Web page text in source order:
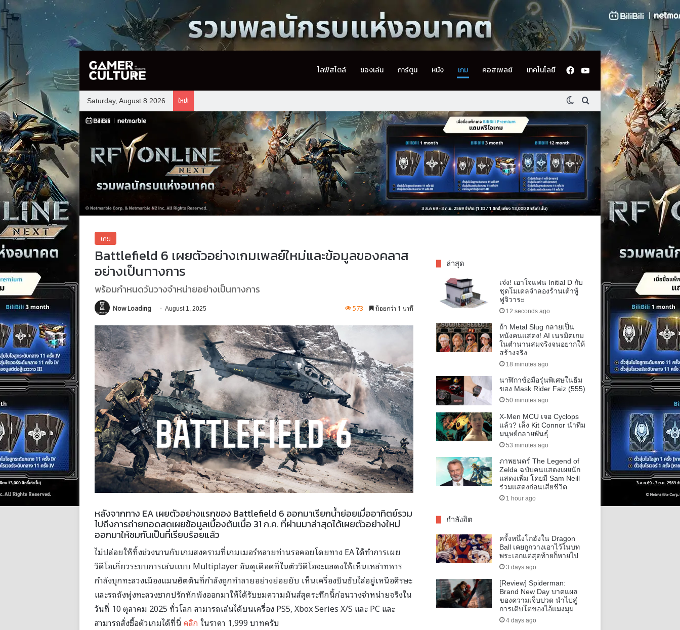
ไลฟ์สไตล์ ของเล่น การ์ตูน หนัง เกม คอสเพลย์ เทคโนโลยี Facebook
YouTube
Saturday, August 8 2026 ใหม่! Switch skin
ค้นหา
เกม
Battlefield 6 เผยตัวอย่างเกมเพลย์ใหม่และข้อมูลของคลาส
อย่างเป็นทางการ
พร้อมกำหนดวันวางจำหน่ายอย่างเป็นทางการ
Now Loading August 1, 2025 573 น้อยกว่า 1 นาที
หลังจากทาง EA เผยตัวอย่างแรกของ Battlefield 6 ออกมาเรียกน้ำย่อยเมื่ออาทิตย์รวม
ไปถึงการถ่ายทอดสดเผยข้อมูลเบื้องต้นเมื่อ 31 ก.ค. ที่ผ่านมาล่าสุดได้เผยตัวอย่างใหม่
ออกมาให้ชมกันเป็นที่เรียบร้อยแล้ว
ไม่ปล่อยให้ทิ้งช่วงนานกับเกมสงครามที่เกมเมอร์หลายท่านรอคอยโดยทาง EA ได้ทำการเผย
วิดีโอเกี่ยวระบบการเล่นแบบ Multiplayer อันดุเดือดที่ในตัววิดีโอจะแสดงให้เห็นเหล่าทหาร
กำลังบุกทะลวงเมืองแมนฮัตตันที่กำลังถูกทำลายอย่างย่อยยับ เห็นเครื่องบินขับไล่อยู่เหนือศีรษะ
และรถถังพุ่งทะลวงซากปรักหักพังออกมาให้ได้รับชมความมันส์สุดระทึกนี้ก่อนวางจำหน่ายจริงใน
วันที่ 10 ตุลาคม 2025 ทั่วโลก สามารถเล่นได้บนเครื่อง PS5, Xbox Series X/S และ PC และ
สามารถสั่งซื้อตัวเกมได้ที่นี่คลิกในราคา 1,999 บาทครับ
ล่าสุด
เจ๋ง! เอาใจแฟน Initial D กับ
ชุดโมเดลจำลองร้านเต้าหู้
ฟูจิวาระ
12 seconds ago
ถ้า Metal Slug กลายเป็น
หนังคนแสดง! AI เนรมิตเกม
ในตำนานสมจริงจนอยากให้
สร้างจริง
18 minutes ago
นาฬิกาข้อมือรุ่นพิเศษในธีม
ของ Mask Rider Faiz (555)
50 minutes ago
X-Men MCU เจอ Cyclops
แล้ว? เล็ง Kit Connor นำทีม
มนุษย์กลายพันธุ์
53 minutes ago
ภาพยนตร์ The Legend of
Zelda ฉบับคนแสดงเผยนัก
แสดงเพิ่ม โดยมี Sam Neill
ร่วมแสดงก่อนเสียชีวิต
1 hour ago
กำลังฮิต
ครั้งหนึ่งโกฮังใน Dragon
Ball เคยถูกวางเอาไว้ในบท
พระเอกแต่สุดท้ายก็หายไป
3 days ago
[Review] Spiderman:
Brand New Day บาดแผล
ของความเจ็บปวด นำไปสู่
การเติบโตของไอ้แมงมุม
4 days ago